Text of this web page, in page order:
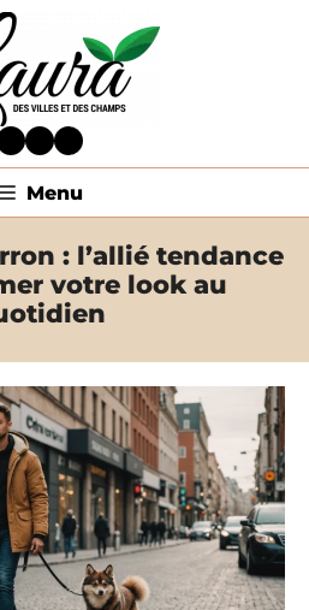
Facebook Twitter LinkedIn
Menu
: l’allié tendance
votre look au